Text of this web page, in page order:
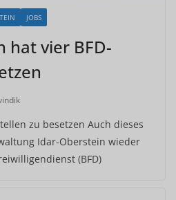
JOBS
hat vier BFD-
zu besetzen Auch dieses
Idar-Oberstein wieder
(BFD)